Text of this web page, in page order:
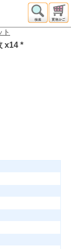
ト
x14 *